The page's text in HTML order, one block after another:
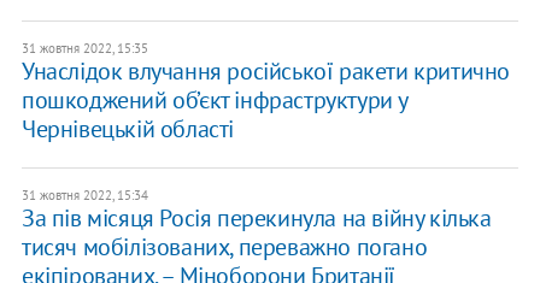
31 жовтня 2022, 15:35
Унаслідок влучання російської ракети критично
пошкоджений об’єкт інфраструктури у
Чернівецькій області
31 жовтня 2022, 15:34
За пів місяця Росія перекинула на війну кілька
тисяч мобілізованих, переважно погано
екіпірованих, – Міноборони Британії